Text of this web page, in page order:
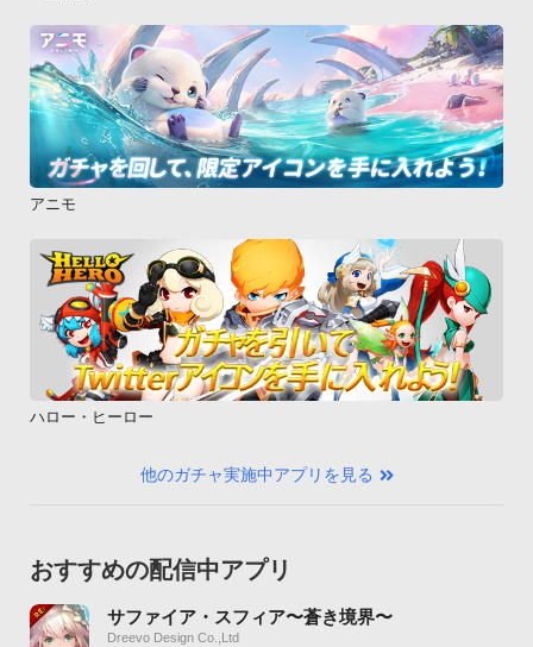
アニモ
ハロー・ヒーロー
他のガチャ実施中アプリを見る
おすすめの配信中アプリ
サファイア・スフィア〜蒼き境界〜
Dreevo Design Co.,Ltd